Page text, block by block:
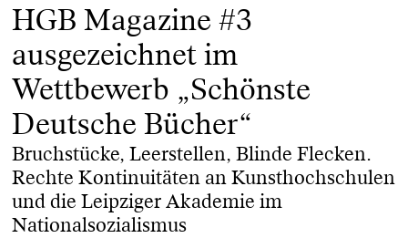
HGB Magazine #3
ausgezeichnet im
Wettbewerb „Schönste
Deutsche Bücher“
Bruchstücke, Leerstellen, Blinde Flecken.
Rechte Kontinuitäten an Kunsthochschulen
und die Leipziger Akademie im
Nationalsozialismus